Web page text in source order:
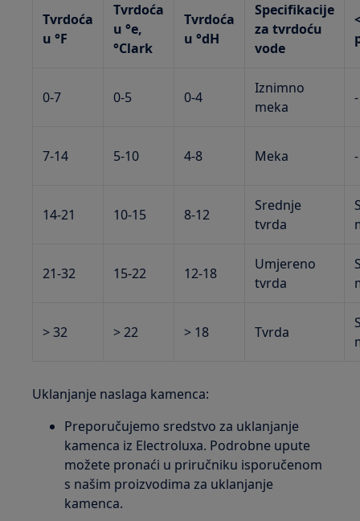
Tvrdoća
u °F
Tvrdoća
u °e,
°Clark
Tvrdoća
u °dH
Specifikacije
za tvrdoću
vode
0-7 0-5 0-4
Iznimno
meka
-
7-14 5-10 4-8 Meka -
14-21 10-15 8-12
Srednje
tvrda
21-32 15-22 12-18
Umjereno
tvrda
> 32 > 22 > 18 Tvrda
Uklanjanje naslaga kamenca:
Preporučujemo sredstvo za uklanjanje
kamenca iz Electroluxa. Podrobne upute
možete pronaći u priručniku isporučenom
s našim proizvodima za uklanjanje
kamenca.